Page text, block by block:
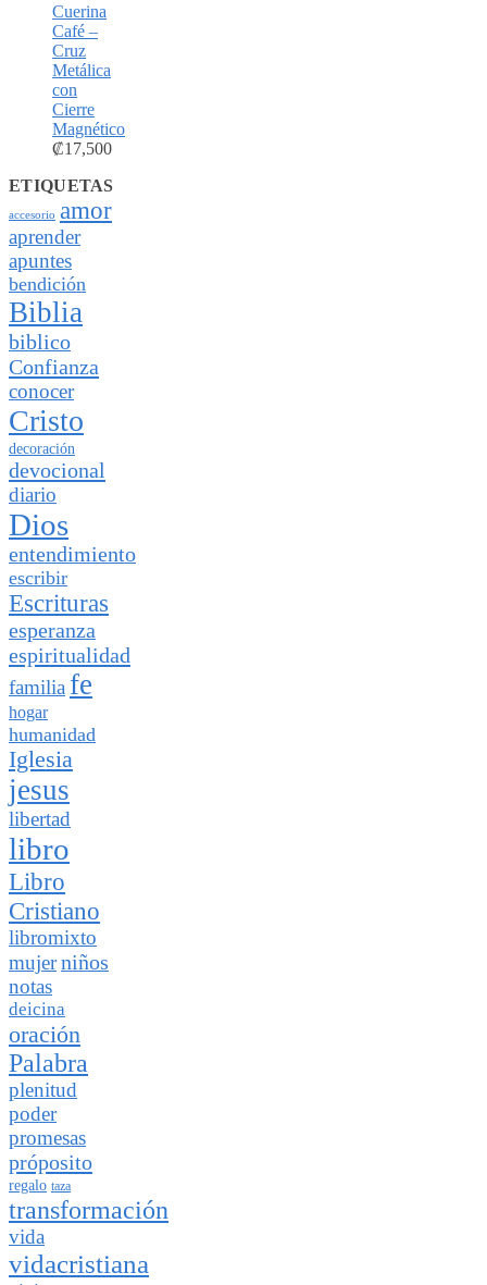
Cuerina
Café –
Cruz
Metálica
con
Cierre
Magnético
₡17,500
ETIQUETAS
accesorio amor
aprender
apuntes
bendición
Biblia
biblico
Confianza
conocer
Cristo
decoración
devocional
diario
Dios
entendimiento
escribir
Escrituras
esperanza
espiritualidad
familia fe
hogar
humanidad
Iglesia
jesus
libertad
libro
Libro
Cristiano
libromixto
mujerniños
notas
deicina
oración
Palabra
plenitud
poder
promesas
próposito
regalo taza
transformación
vida
vidacristiana